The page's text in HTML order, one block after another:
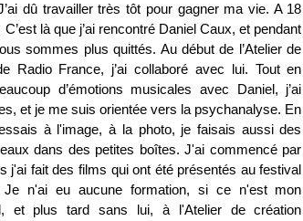
dû travailler très tôt pour gagner ma vie. A 18
là que j’ai rencontré Daniel Caux, et pendant
sommes plus quittés. Au début de l’Atelier de
Radio France, j’ai collaboré avec lui. Tout en
d’émotions musicales avec Daniel, j’ai
et je me suis orientée vers la psychanalyse. En
à l'image, à la photo, je faisais aussi des
dans des petites boîtes. J'ai commencé par
j'ai fait des films qui ont été présentés au festival
n'ai eu aucune formation, si ce n'est mon
et plus tard sans lui, à l'Atelier de création